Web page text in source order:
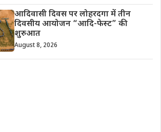
आदिवासी दिवस पर लोहरदगा में तीन
दिवसीय आयोजन “आदि-फेस्ट” की
शुरुआत
August 8, 2026